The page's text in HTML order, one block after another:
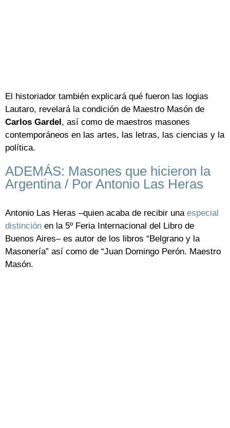
El historiador también explicará qué fueron las logias
Lautaro, revelará la condición de Maestro Masón de
Carlos Gardel, así como de maestros masones
contemporáneos en las artes, las letras, las ciencias y la
política.
ADEMÁS: Masones que hicieron la
Argentina / Por Antonio Las Heras
Antonio Las Heras –quien acaba de recibir una especial
distinción en la 5º Feria Internacional del Libro de
Buenos Aires– es autor de los libros “Belgrano y la
Masonería” así como de “Juan Domingo Perón. Maestro
Masón.